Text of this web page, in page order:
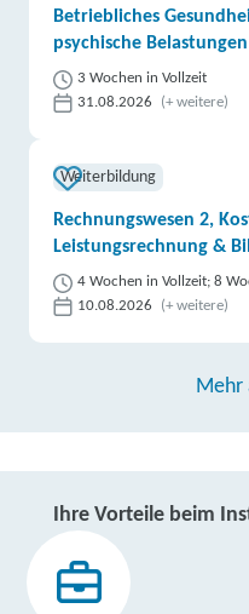
Betriebliches
psychische
3 Wochen in Vollzeit
31.08.2026
(+ weitere)
Weiterbildung
Rechnungswesen 2,
Leistungsrechnung &
4 Wochen in Vollzeit; 8
10.08.2026
(+ weitere)
Mehr
Ihre Vorteile beim